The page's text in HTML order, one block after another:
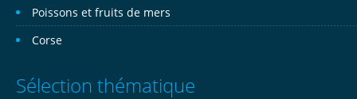
Poissons et fruits de mers
Corse
Sélection thématique